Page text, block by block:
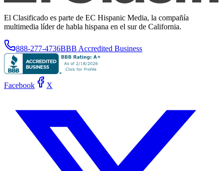
El Clasificado es parte de EC Hispanic Media, la compañía
multimedia líder de habla hispana en el sur de California.
888-277-4736BBB Accredited Business
Facebook X